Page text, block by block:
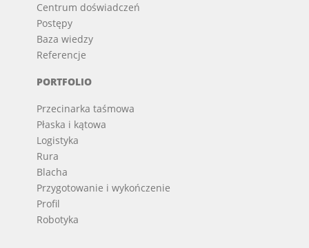
Centrum doświadczeń
Postępy
Baza wiedzy
Referencje
PORTFOLIO
Przecinarka taśmowa
Płaska i kątowa
Logistyka
Rura
Blacha
Przygotowanie i wykończenie
Profil
Robotyka